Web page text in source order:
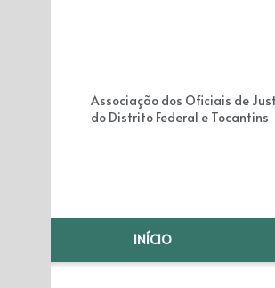
Associação dos Oficiais de
do Distrito Federal e Tocantins
INÍCIO